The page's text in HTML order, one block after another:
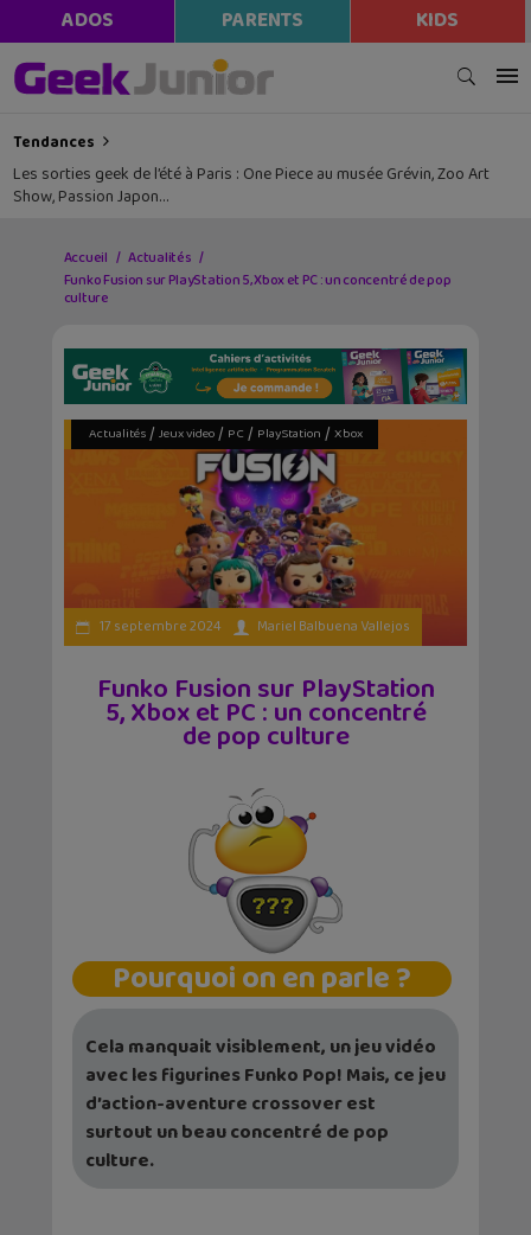
ADOS PARENTS KIDS
Tendances
Les sorties geek de l’été à Paris : One Piece au musée Grévin, Zoo Art
Show, Passion Japon…
Accueil
Actualités
Funko Fusion sur PlayStation 5, Xbox et PC : un concentré de pop
culture
Actualités/ Jeux video/ PC / PlayStation / Xbox
17 septembre 2024 Mariel Balbuena Vallejos
Funko Fusion sur PlayStation
5, Xbox et PC : un concentré
de pop culture
Pourquoi on en parle ?
Cela manquait visiblement, un jeu vidéo
avec les figurines Funko Pop! Mais, ce jeu
d’action-aventure crossover est
surtout un beau concentré de pop
culture.